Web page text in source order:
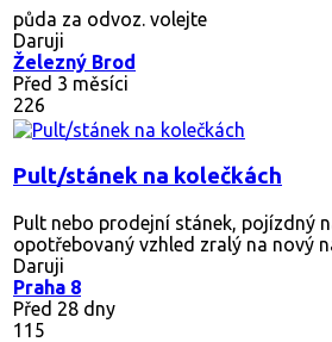
půda za odvoz. volejte
Daruji
Železný Brod
Před 3 měsíci
226
Pult/stánek na kolečkách
Pult nebo prodejní stánek, pojízdný
opotřebovaný vzhled zralý na nový
Daruji
Praha 8
Před 28 dny
115